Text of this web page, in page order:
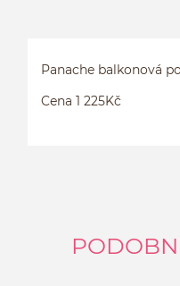
Panache balkonová
Cena 1 225Kč